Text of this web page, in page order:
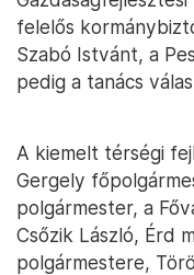
felelős
Szabó Istvánt, a
pedig a tanács
A kiemelt térségi
Gergely
polgármester, a
Csőzik László, Érd
polgármestere,